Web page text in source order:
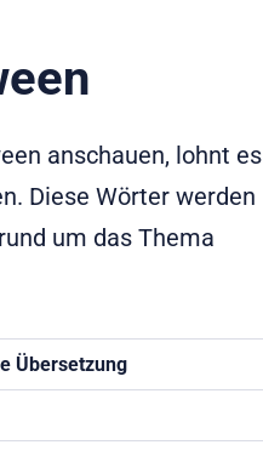
anschauen, lohnt es
Diese Wörter werden
um das Thema
Übersetzung